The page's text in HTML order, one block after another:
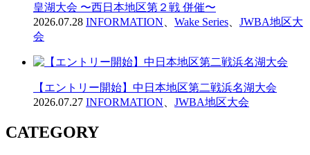
皇湖大会 〜西日本地区第２戦 併催〜
2026.07.28 INFORMATION Wake Series
JWBA地区大
会
【エントリー開始】中日本地区第二戦浜名湖大会
2026.07.27 INFORMATION JWBA地区大会
CATEGORY